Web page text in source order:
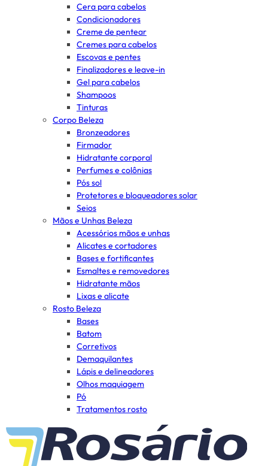
Cera para cabelos
Condicionadores
Creme de pentear
Cremes para cabelos
Escovas e pentes
Finalizadores e leave-in
Gel para cabelos
Shampoos
Tinturas
Corpo Beleza
Bronzeadores
Firmador
Hidratante corporal
Perfumes e colônias
Pós sol
Protetores e bloqueadores solar
Seios
Mãos e Unhas Beleza
Acessórios mãos e unhas
Alicates e cortadores
Bases e fortificantes
Esmaltes e removedores
Hidratante mãos
Lixas e alicate
Rosto Beleza
Bases
Batom
Corretivos
Demaquilantes
Lápis e delineadores
Olhos maquiagem
Pó
Tratamentos rosto